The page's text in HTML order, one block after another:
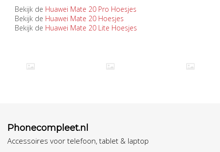
Bekijk de Huawei Mate 20 Pro Hoesjes
Bekijk de Huawei Mate 20 Hoesjes
Bekijk de Huawei Mate 20 Lite Hoesjes
Phonecompleet.nl
Accessoires voor telefoon, tablet & laptop